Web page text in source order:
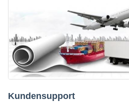
Kundensupport